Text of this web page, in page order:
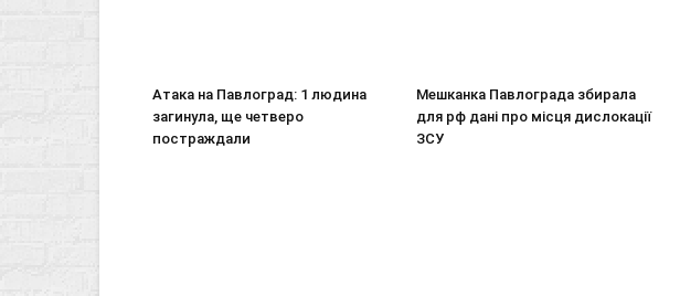
Атака на Павлоград: 1 людина
загинула, ще четверо
постраждали
Мешканка Павлограда збирала
для рф дані про місця дислокації
ЗСУ